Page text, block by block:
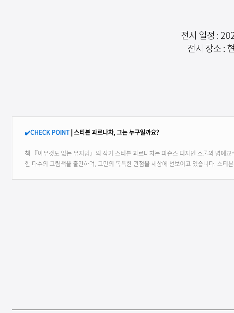
전시 일정 :
전시 장소 :
✔️CHECK POINT| 스티븐 과르나차, 그는 누구일까요?
책 『아무것도 없는 뮤지엄』의 작가 스티븐 과르나차는 파슨스 디자인 스쿨의 명예
한 다수의 그림책을 출간하며, 그만의 독특한 관점을 세상에 선보이고 있습니다. 스